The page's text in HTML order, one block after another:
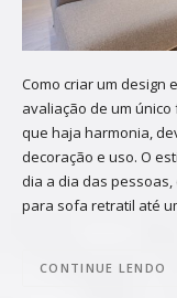
Como criar um design
avaliação de um
que haja harmonia,
decoração e uso. O
dia a dia das
para sofa retratil até
CONTINUE LENDO